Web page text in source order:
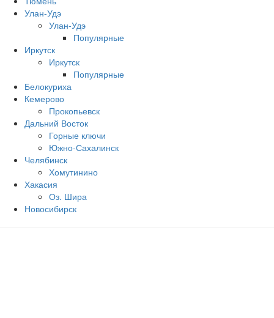
Улан-Удэ
Улан-Удэ
Популярные
Иркутск
Иркутск
Популярные
Белокуриха
Кемерово
Прокопьевск
Дальний Восток
Горные ключи
Южно‐Сахалинск
Челябинск
Хомутинино
Хакасия
Оз. Шира
Новосибирск